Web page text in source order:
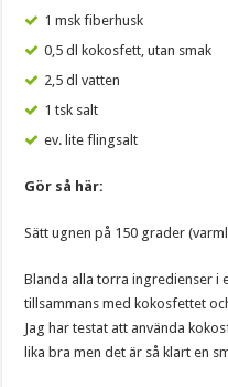
1 msk fiberhusk
0,5 dl kokosfett, utan smak
2,5 dl vatten
1 tsk salt
ev. lite flingsalt
Gör så här:
Sätt ugnen på 150 grader
Blanda alla torra ingredienser i
tillsammans med kokosfettet
Jag har testat att använda
lika bra men det är så klart en